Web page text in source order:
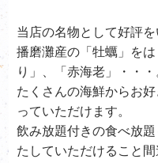
当店の名物として好評
播磨灘産の「牡蠣」を
り」、「赤海老」・・・
たくさんの海鮮からお
っていただけます。
飲み放題付きの食べ放
たしていただけること間